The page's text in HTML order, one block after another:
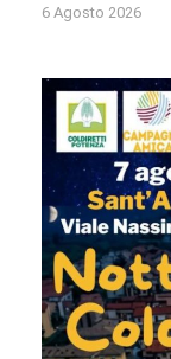
6 Agosto 2026